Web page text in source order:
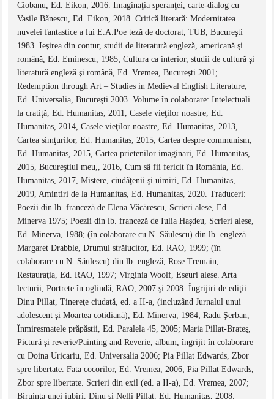
Ciobanu, Ed. Eikon, 2016. Imaginaţia speranţei, carte-dialog cu
Vasile Bãnescu, Ed. Eikon, 2018. Critică literară: Modernitatea
nuvelei fantastice a lui E.A.Poe teză de doctorat, TUB, Bucureşti
1983. Ieşirea din contur, studii de literatură engleză, americană şi
română, Ed. Eminescu, 1985; Cultura ca interior, studii de cultură şi
literatură engleză şi română, Ed. Vremea, Bucureşti 2001;
Redemption through Art – Studies in Medieval English Literature,
Ed. Universalia, Bucureşti 2003. Volume în colaborare: Intelectuali
la cratiţă, Ed. Humanitas, 2011, Casele vieţilor noastre, Ed.
Humanitas, 2014, Casele vieţilor noastre, Ed. Humanitas, 2013,
Cartea simţurilor, Ed. Humanitas, 2015, Cartea despre communism,
Ed. Humanitas, 2015, Cartea prietenilor imaginari, Ed. Humanitas,
2015, Bucureştiul meu,, 2016, Cum sã fii fericit în România, Ed.
Humanitas, 2017, Mistere, ciudãţenii şi uimiri, Ed. Humanitas,
2019, Amintiri de la Humanitas, Ed. Humanitas, 2020. Traduceri:
Poezii din lb. franceză de Elena Văcărescu, Scrieri alese, Ed.
Minerva 1975; Poezii din lb. franceză de Iulia Haşdeu, Scrieri alese,
Ed. Minerva, 1988; (în colaborare cu N. Săulescu) din lb. engleză
Margaret Drabble, Drumul strălucitor, Ed. RAO, 1999; (în
colaborare cu N. Săulescu) din lb. engleză, Rose Tremain,
Restauraţia, Ed. RAO, 1997; Virginia Woolf, Eseuri alese. Arta
lecturii, Portrete în oglindă, RAO, 2007 şi 2008. Îngrijiri de ediţii:
Dinu Pillat, Tinereţe ciudată, ed. a II-a, (incluzând Jurnalul unui
adolescent şi Moartea cotidiană), Ed. Minerva, 1984; Radu Şerban,
Înmiresmatele prăpăstii, Ed. Paralela 45, 2005; Maria Pillat-Brateş,
Pictură şi reverie/Painting and Reverie, album, îngrijit în colaborare
cu Doina Uricariu, Ed. Universalia 2006; Pia Pillat Edwards, Zbor
spre libertate. Fata cocorilor, Ed. Vremea, 2006; Pia Pillat Edwards,
Zbor spre libertate. Scrieri din exil (ed. a II-a), Ed. Vremea, 2007;
Biruinţa unei iubiri. Dinu şi Nelli Pillat, Ed. Humanitas, 2008;